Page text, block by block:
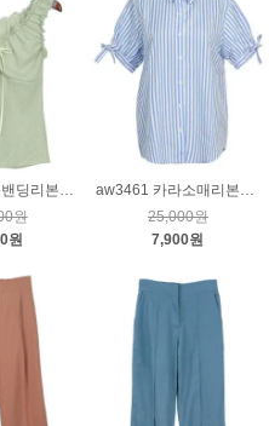
aw3476 부분밴딩리본넥나시티_카키
원
원
aw3461 카라소매리본묶음세로줄셔츠_블루
25,000원
7,900원